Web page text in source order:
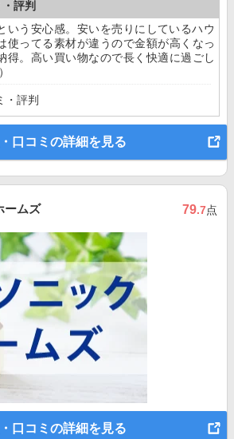
評判
いう安心感。安いを売りにしているハウ
使ってる素材が違うので金額が高くなっ
得。高い買い物なので長く快適に過ごし
・評判
口コミの詳細を見る
ームズ 79.7点
口コミの詳細を見る